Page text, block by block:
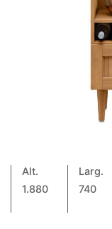
Alt.
1.880
Larg.
740